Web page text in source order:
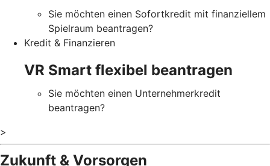
Sie möchten einen Sofortkredit mit finanziellem
Spielraum beantragen?
Kredit & Finanzieren
VR Smart flexibel beantragen
Sie möchten einen Unternehmerkredit
beantragen?
>
Zukunft & Vorsorgen